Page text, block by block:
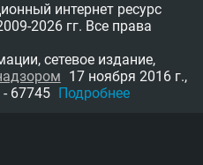
интернет ресурс
2026 гг. Все права
сетевое издание,
17 ноября 2016 г.,
67745 Подробнее